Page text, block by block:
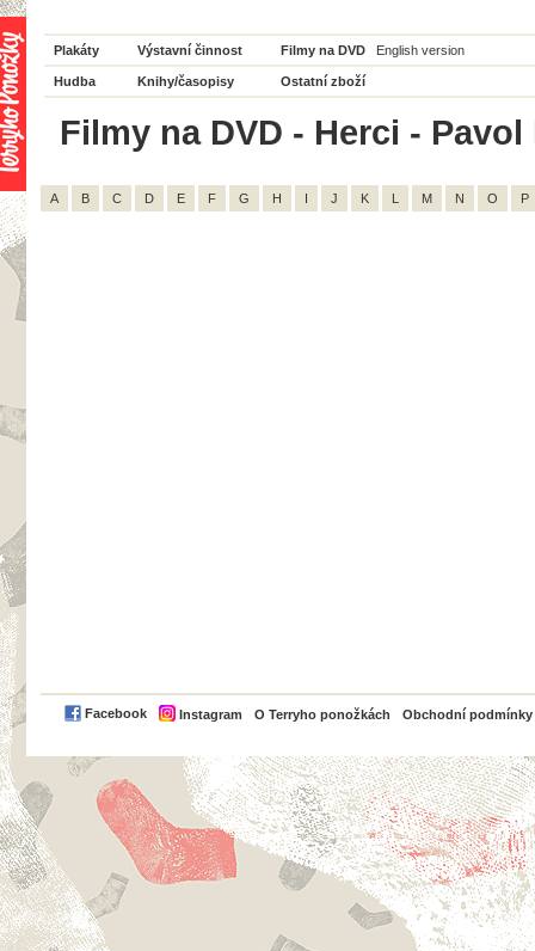
Plakáty Výstavní činnost Filmy na DVD English version
Hudba Knihy/časopisy Ostatní zboží
Filmy na DVD - Herci -
A B C D E F G H I J K L M N O P
Facebook Instagram O Terryho ponožkách Obchodní podmínky
PayPal